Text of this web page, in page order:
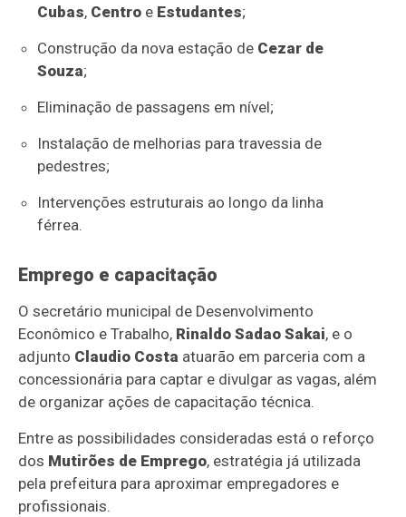
Cubas, Centroe Estudantes;
Construção da nova estação de Cezar de
Souza;
Eliminação de passagens em nível;
Instalação de melhorias para travessia de
pedestres;
Intervenções estruturais ao longo da linha
férrea.
Emprego e capacitação
O secretário municipal de Desenvolvimento
Econômico e Trabalho, Rinaldo Sadao Sakai, e o
adjunto Claudio Costa atuarão em parceria com a
concessionária para captar e divulgar as vagas, além
de organizar ações de capacitação técnica.
Entre as possibilidades consideradas está o reforço
dos Mutirões de Emprego, estratégia já utilizada
pela prefeitura para aproximar empregadores e
profissionais.